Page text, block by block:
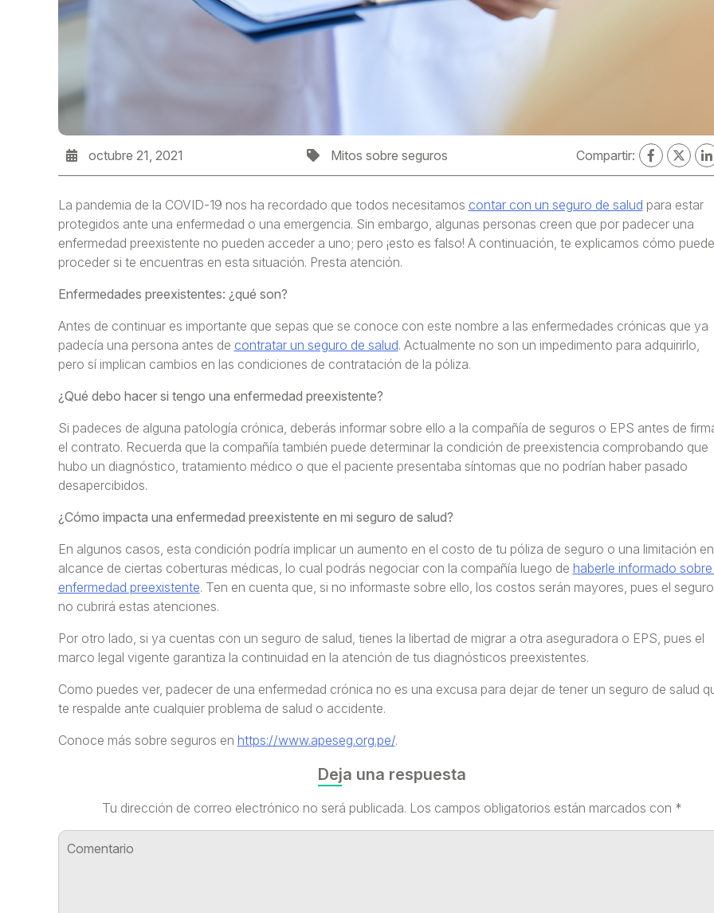
octubre 21, 2021 Mitos sobre seguros Compartir:
La pandemia de la COVID-19 nos ha recordado que todos necesitamos contar con un seguro de salud para estar
protegidos ante una enfermedad o una emergencia. Sin embargo, algunas personas creen que por padecer una
enfermedad preexistente no pueden acceder a uno; pero ¡esto es falso! A continuación, te explicamos cómo
proceder si te encuentras en esta situación. Presta atención.
Enfermedades preexistentes: ¿qué son?
Antes de continuar es importante que sepas que se conoce con este nombre a las enfermedades crónicas que ya
padecía una persona antes de contratar un seguro de salud. Actualmente no son un impedimento para adquirirlo,
pero sí implican cambios en las condiciones de contratación de la póliza.
¿Qué debo hacer si tengo una enfermedad preexistente?
Si padeces de alguna patología crónica, deberás informar sobre ello a la compañía de seguros o EPS antes de
el contrato. Recuerda que la compañía también puede determinar la condición de preexistencia comprobando que
hubo un diagnóstico, tratamiento médico o que el paciente presentaba síntomas que no podrían haber pasado
desapercibidos.
¿Cómo impacta una enfermedad preexistente en mi seguro de salud?
En algunos casos, esta condición podría implicar un aumento en el costo de tu póliza de seguro o una limitación
alcance de ciertas coberturas médicas, lo cual podrás negociar con la compañía luego de haberle informado
enfermedad preexistente. Ten en cuenta que, si no informaste sobre ello, los costos serán mayores, pues el seguro
no cubrirá estas atenciones.
Por otro lado, si ya cuentas con un seguro de salud, tienes la libertad de migrar a otra aseguradora o EPS, pues el
marco legal vigente garantiza la continuidad en la atención de tus diagnósticos preexistentes.
Como puedes ver, padecer de una enfermedad crónica no es una excusa para dejar de tener un seguro de salud
te respalde ante cualquier problema de salud o accidente.
Conoce más sobre seguros en https://www.apeseg.org.pe/.
Deja una respuesta
Tu dirección de correo electrónico no será publicada. Los campos obligatorios están marcados con *